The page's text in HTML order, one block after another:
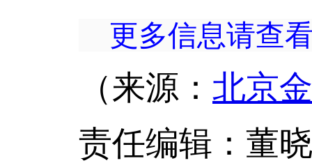
更多信息请查
（来源： 北京
责任编辑：董